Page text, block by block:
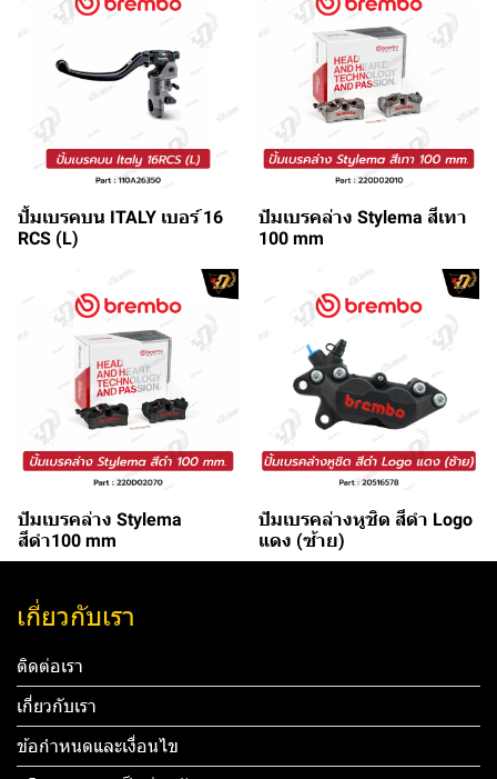
ปั้มเบรคบน ITALY เบอร์ 16
RCS (L)
ปัมเบรคล่าง Stylema สีเทา
100 mm
ปัมเบรคล่าง Stylema
สีดำ100 mm
ปัมเบรคล่างหูชิด สีดำ Logo
แดง (ซ้าย)
เกี่ยวกับเรา
ติดต่อเรา
เกี่ยวกับเรา
ข้อกำหนดและเงื่อนไข